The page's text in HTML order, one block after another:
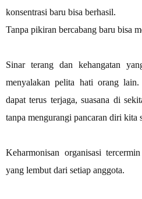
konsentrasi baru bisa berhasil.
Tanpa pikiran bercabang baru bisa
Sinar terang dan kehangatan
menyalakan pelita hati orang
dapat terus terjaga, suasana di
tanpa mengurangi pancaran diri kita
Keharmonisan organisasi
yang lembut dari setiap anggota.